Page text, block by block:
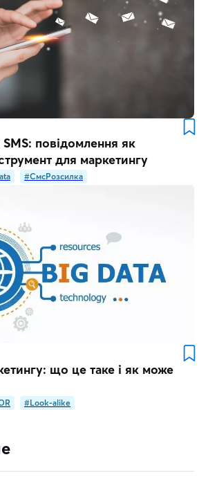
повідомлення як
для маркетингу
#СмсРозсилка
що це таке і як може
#Look-alike